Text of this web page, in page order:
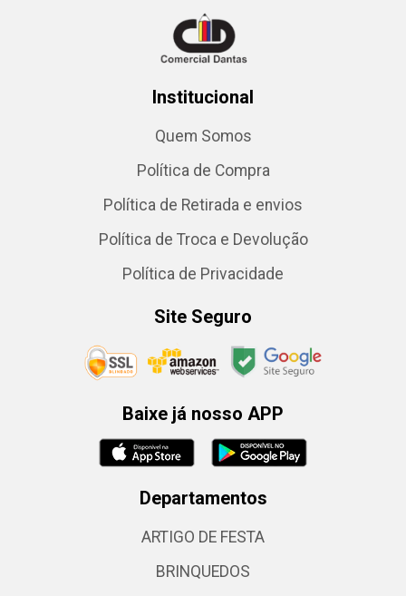
Institucional
Quem Somos
Política de Compra
Política de Retirada e envios
Política de Troca e Devolução
Política de Privacidade
Site Seguro
Baixe já nosso APP
Departamentos
ARTIGO DE FESTA
BRINQUEDOS